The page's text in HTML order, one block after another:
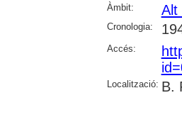
Àmbit:
Alt
Cronologia:
Accés:
Localització: B.